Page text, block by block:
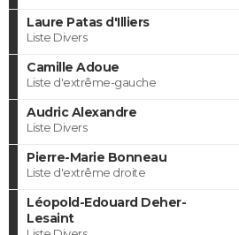
Laure Patas d'Illiers
Liste Divers
Camille Adoue
Liste d'extrême-gauche
Audric Alexandre
Liste Divers
Pierre-Marie Bonneau
Liste d'extrême droite
Léopold-Edouard Deher-
Lesaint